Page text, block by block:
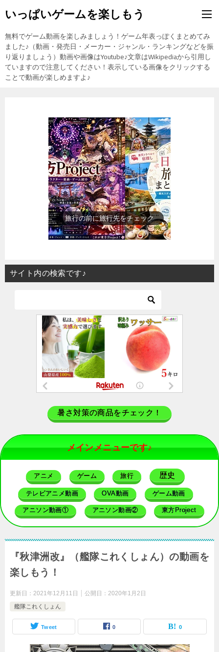
いっぱいゲームを楽しもう
無料でゲーム動画を楽しみましょう！ゲーム年表っぽくまとめてみ
ました♪（動画・発売日・メーカー・ジャンル・ランキングなどを振
り返りましょう）動画や画像はYoutube♪文章はWikipediaから引用し
ていますので注意してください！表示している画像をクリックする
ことで動画が楽しめますよ♪
旅行の前に旅行先をチェック
サイト内の検索です♪
暑さ対策の商品をチェック！
メインメニューです♪
アニメ ゲーム 旅行 歴史
テレビアニメ動画 OVA動画 ゲーム動画
アニソン動画① アニソン動画② 東方Project
『秋津洲改』（艦隊これくしょん）の動画を
楽しもう！
更新日： 2021年12月11日 公開日： 2020年1月2日
艦隊これくしょん
Tweet 0 0